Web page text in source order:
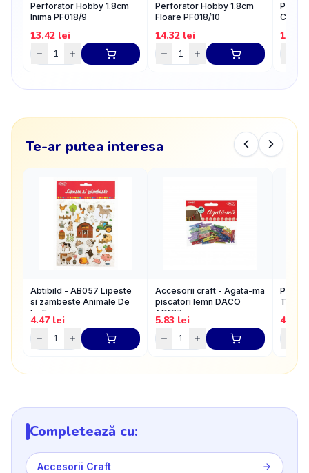
Perforator Hobby 1.8cm
Inima PF018/9
13.42 lei
Perforator Hobby 1.8cm
Floare PF018/10
14.32 lei 12.97
Te-ar putea interesa
Abtibild - AB057 Lipeste
si zambeste Animale De
La Ferma
4.47lei
Accesorii craft - Agata-ma
piscatori lemn DACO
AD187
5.83 lei
Pistol
Tare
42.06
Completează cu:
Accesorii Craft